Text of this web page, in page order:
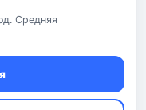
Средняя